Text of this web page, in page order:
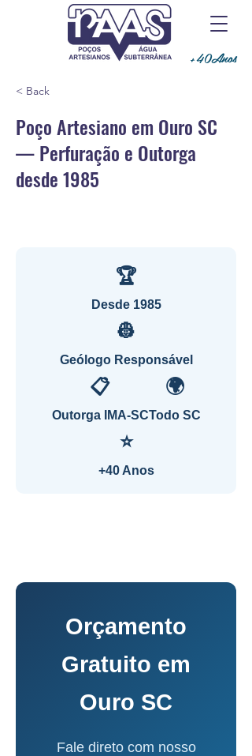
+40Anos
< Back
Poço Artesiano em Ouro SC
— Perfuração e Outorga
desde 1985
🏆
Desde 1985
👷
Geólogo Responsável
📋
Outorga IMA-SC
🌍
Todo SC
⭐
+40 Anos
Orçamento
Gratuito em
Ouro SC
Fale direto com nosso